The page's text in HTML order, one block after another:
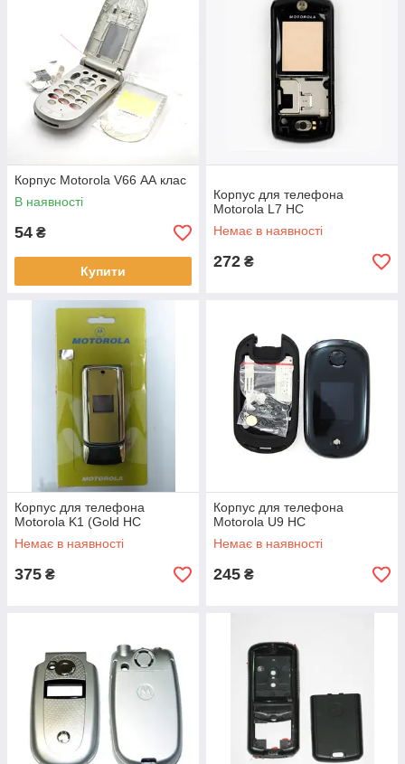
Корпус Motorola V66 АА клас
В наявності
54 ₴
Купити
Корпус для телефона
Motorola L7 HC
Немає в наявності
272 ₴
Корпус для телефона
Motorola K1 (Gold HC
Немає в наявності
375 ₴
Корпус для телефона
Motorola U9 HC
Немає в наявності
245 ₴